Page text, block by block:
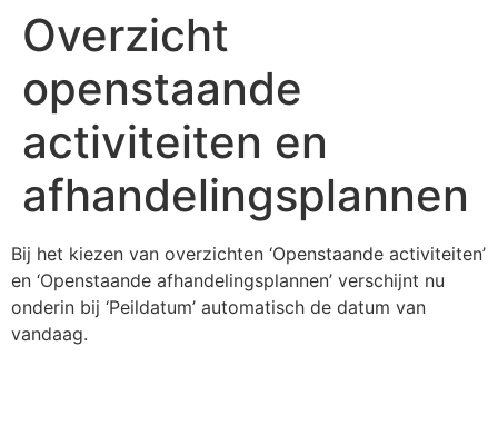
Overzicht
openstaande
activiteiten en
afhandelingsplannen
Bij het kiezen van overzichten ‘Openstaande activiteiten’
en ‘Openstaande afhandelingsplannen’ verschijnt nu
onderin bij ‘Peildatum’ automatisch de datum van
vandaag.